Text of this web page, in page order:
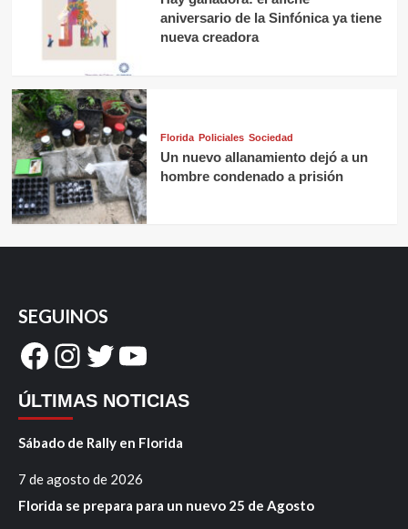
aniversario de la Sinfónica ya tiene
nueva creadora
Florida Policiales Sociedad
Un nuevo allanamiento dejó a un
hombre condenado a prisión
SEGUINOS
Facebook
Instagram
Twitter
YouTube
ÚLTIMAS NOTICIAS
Sábado de Rally en Florida
7 de agosto de 2026
Florida se prepara para un nuevo 25 de Agosto